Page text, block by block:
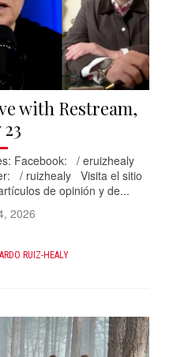
with Restream,
Facebook: / eruizhealy
/ ruizhealy Visita el sitio
de opinión y de...
2026
RUIZ-HEALY